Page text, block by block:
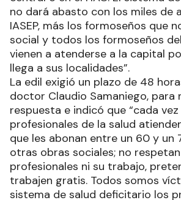
no dará abasto con los miles de
IASEP, más los formoseños que
social y todos los formoseños
vienen a atenderse a la capital
llega a sus localidades”.
La edil exigió un plazo de 48
doctor Claudio Samaniego, para
respuesta e indicó que “cada
profesionales de la salud
que les abonan entre un 60 y un
otras obras sociales; no
profesionales ni su trabajo,
trabajen gratis. Todos somos
sistema de salud deficitario los